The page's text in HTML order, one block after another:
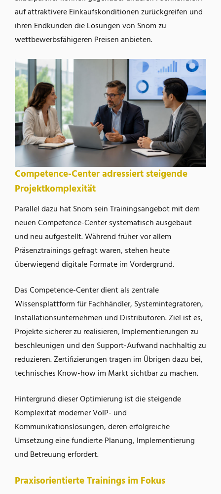
auf attraktivere Einkaufskonditionen zurückgreifen und
ihren Endkunden die Lösungen von Snom zu
wettbewerbsfähigeren Preisen anbieten.
Competence-Center adressiert steigende
Projektkomplexität
Parallel dazu hat Snom sein Trainingsangebot mit dem
neuen Competence-Center systematisch ausgebaut
und neu aufgestellt. Während früher vor allem
Präsenztrainings gefragt waren, stehen heute
überwiegend digitale Formate im Vordergrund.
Das Competence-Center dient als zentrale
Wissensplattform für Fachhändler, Systemintegratoren,
Installationsunternehmen und Distributoren. Ziel ist es,
Projekte sicherer zu realisieren, Implementierungen zu
beschleunigen und den Support-Aufwand nachhaltig zu
reduzieren. Zertifizierungen tragen im Übrigen dazu bei,
technisches Know-how im Markt sichtbar zu machen.
Hintergrund dieser Optimierung ist die steigende
Komplexität moderner VoIP- und
Kommunikationslösungen, deren erfolgreiche
Umsetzung eine fundierte Planung, Implementierung
und Betreuung erfordert.
Praxisorientierte Trainings im Fokus